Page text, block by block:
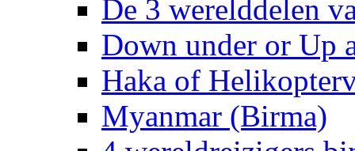
De 3 werelddelen
Down under or Up
Haka of
Myanmar (Birma)